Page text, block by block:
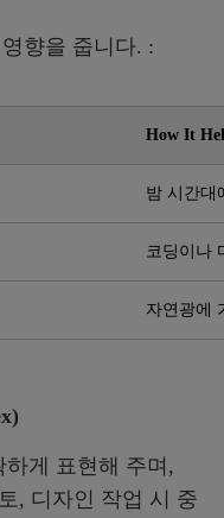
향을 줍니다. :
How It
밤 시간대
코딩이나
자연광에
게 표현해 주며,
, 디자인 작업 시 중